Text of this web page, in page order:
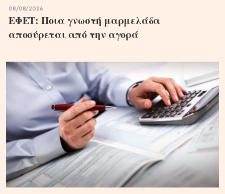
08/08/2026
ΕΦΕΤ: Ποια γνωστή μαρμελάδα
αποσύρεται από την αγορά